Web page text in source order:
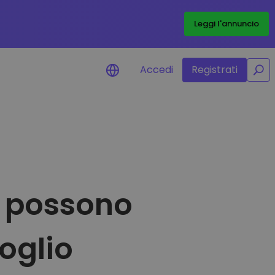
Leggi l'annuncio
dei dati del portafoglio
utili per performance
Accedi Registrati
/